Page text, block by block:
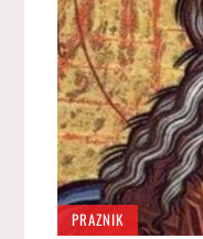
PRAZNIK